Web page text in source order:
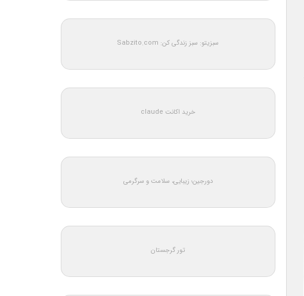
سبزیتو: سبز زندگی کن: Sabzito.com
خرید اکانت claude
دورجین؛ زیبایی، سلامت و سرگرمی
تور گرجستان